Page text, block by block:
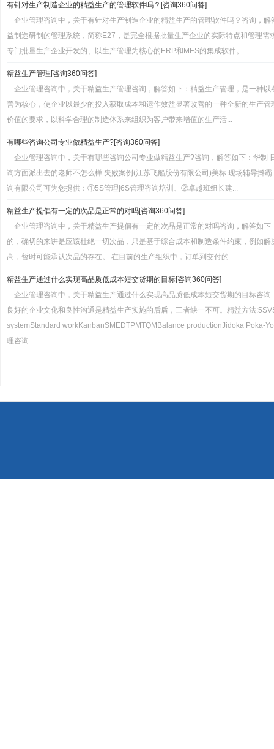
有针对生产制造企业的精益生产的管理软件吗？[咨询360问答]
企业管理咨询中，关于有针对生产制造企业的精益生产的管理软件吗？咨询，
益制造研制的管理系统，简称E27，是完全根据批量生产企业的实际特点和管理需
专门批量生产企业开发的、以生产管理为核心的ERP和MES的集成软件。...
精益生产管理[咨询360问答]
企业管理咨询中，关于精益生产管理咨询，解答如下：精益生产管理，是一种
善为核心，使企业以最少的投入获取成本和运作效益显著改善的一种全新的生产
价值的要求，以科学合理的制造体系来组织为客户带来增值的生产活...
有哪些咨询公司专业做精益生产?[咨询360问答]
企业管理咨询中，关于有哪些咨询公司专业做精益生产?咨询，解答如下：华制
询方面派出去的老师不怎么样 失败案例(江苏飞船股份有限公司)美标 现场辅导擀
询有限公司可为您提供：①5S管理|6S管理咨询培训、②卓越班组长建...
精益生产提倡有一定的次品是正常的对吗[咨询360问答]
企业管理咨询中，关于精益生产提倡有一定的次品是正常的对吗咨询，解答如
的，确切的来讲是应该杜绝一切次品，只是基于综合成本和制造条件约束，例如
高，暂时可能承认次品的存在。 在目前的生产组织中，订单到交付的...
精益生产通过什么实现高品质低成本短交货期的目标[咨询360问答]
企业管理咨询中，关于精益生产通过什么实现高品质低成本短交货期的目标咨
良好的企业文化和良性沟通是精益生产实施的后盾，三者缺一不可。精益方法
systemStandard workKanbanSMEDTPMTQMBalance productionJidoka Poka-
理咨询...